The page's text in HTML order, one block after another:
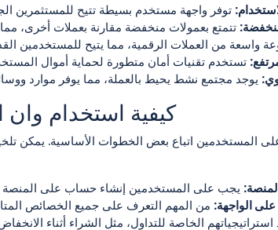
كيفية استخدام
المستخدمين اتباع بعض الخطوات الأساسية. يمكن
الواجهة: